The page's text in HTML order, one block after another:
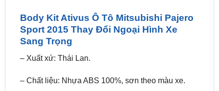
Sang Trọng
– Xuất xứ: Thái Lan.
– Chất liệu: Nhựa ABS 100%, sơn theo màu xe.
– Được cố định bằng keo 3M và ốc chắc chắn.